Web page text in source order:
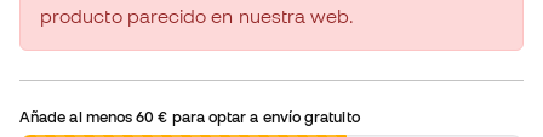
producto parecido en nuestra web.
Añade al menos60 € para optar a envío gratuito